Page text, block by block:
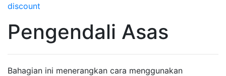
discount
Pengendali Asas
Bahagian ini menerangkan cara menggunakan